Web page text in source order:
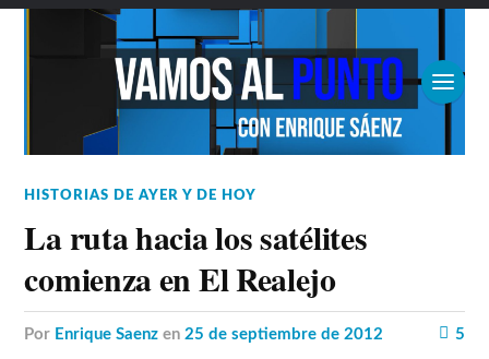
HISTORIAS DE AYER Y DE HOY
La ruta hacia los satélites
comienza en El Realejo
por Enrique Saenz en25 de septiembre de 2012 5